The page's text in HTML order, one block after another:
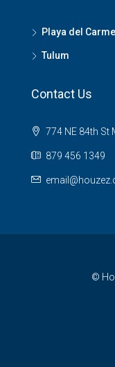
Playa del
Tulum
Contact Us
774 NE 84th St
879 456 1349
©